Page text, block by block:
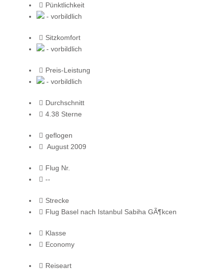
Pünktlichkeit
- vorbildlich
Sitzkomfort
- vorbildlich
Preis-Leistung
- vorbildlich
Durchschnitt
4.38 Sterne
geflogen
August 2009
Flug Nr.
--
Strecke
Flug Basel nach Istanbul Sabiha GÃ¶kcen
Klasse
Economy
Reiseart